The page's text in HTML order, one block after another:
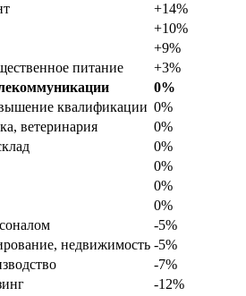
+14%
+10%
+9%
питание
+3%
0%
квалификации 0%
ветеринария
0%
0%
0%
0%
0%
-5%
недвижимость -5%
-7%
-12%